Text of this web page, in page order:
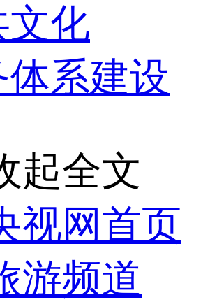
文化
体系建设
起全文
视网首页
游频道